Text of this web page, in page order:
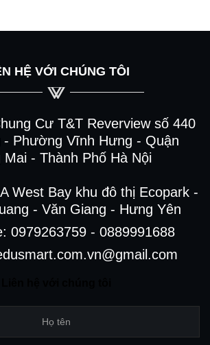
HỆ VỚI CHÚNG TÔI
Cư T&T Reverview số 440
Phường Vĩnh Hưng - Quận
Mai - Thành Phố Hà Nội
West Bay khu đô thị Ecopark -
- Văn Giang - Hưng Yên
0979263759 - 0889991688